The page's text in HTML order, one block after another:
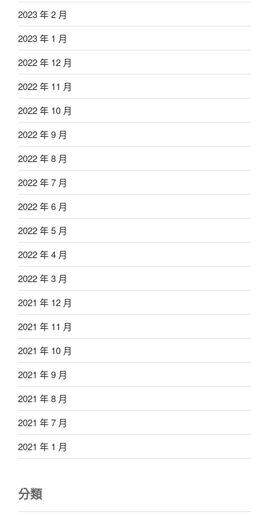
2023 年 2 月
2023 年 1 月
2022 年 12 月
2022 年 11 月
2022 年 10 月
2022 年 9 月
2022 年 8 月
2022 年 7 月
2022 年 6 月
2022 年 5 月
2022 年 4 月
2022 年 3 月
2021 年 12 月
2021 年 11 月
2021 年 10 月
2021 年 9 月
2021 年 8 月
2021 年 7 月
2021 年 1 月
分類